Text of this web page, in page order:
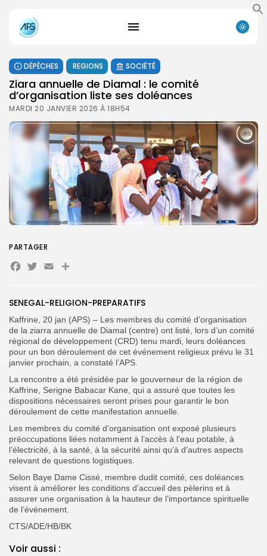
FR
DÉPÊCHES REGIONS SOCIÉTÉ
Ziara annuelle de Diamal : le comité
d’organisation liste ses doléances
MARDI 20 JANVIER 2026 À 18H54
SENEGAL-RELIGION-PREPARATIFS
Kaffrine, 20 jan (APS) – Les membres du comité d’organisation
de la ziarra annuelle de Diamal (centre) ont listé, lors d’un comité
régional de développement (CRD) tenu mardi, leurs doléances
pour un bon déroulement de cet événement religieux prévu le 31
janvier prochain, a constaté l’APS.
La rencontre a été présidée par le gouverneur de la région de
Kaffrine, Serigne Babacar Kane, qui a assuré que toutes les
dispositions nécessaires seront prises pour garantir le bon
déroulement de cette manifestation annuelle.
Les membres du comité d’organisation ont exposé plusieurs
préoccupations liées notamment à l’accès à l’eau potable, à
l’électricité, à la santé, à la sécurité ainsi qu’à d’autres aspects
relevant de questions logistiques.
Selon Baye Dame Cissé, membre dudit comité, ces doléances
visent à améliorer les conditions d’accueil des pèlerins et à
assurer une organisation à la hauteur de l’importance spirituelle
de l’événement.
CTS/ADE/HB/BK
Voir aussi :
PARTAGER
Facebook
Twitter
EmailPartager